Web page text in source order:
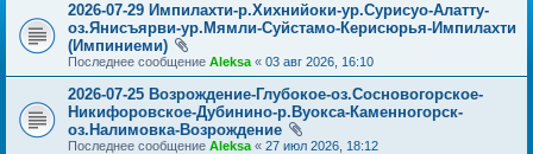
2026-07-29 Импилахти-р.Хихнийоки-ур.Сурисуо-Алатту-
оз.Янисъярви-ур.Мямли-Суйстамо-Керисюрья-Импилахти
(Импиниеми)
Последнее сообщение Aleksa « 03 авг 2026, 16:10
2026-07-25 Возрождение-Глубокое-оз.Сосновогорское-
Никифоровское-Дубинино-р.Вуокса-Каменногорск-
оз.Налимовка-Возрождение
Последнее сообщение Aleksa « 27 июл 2026, 18:12